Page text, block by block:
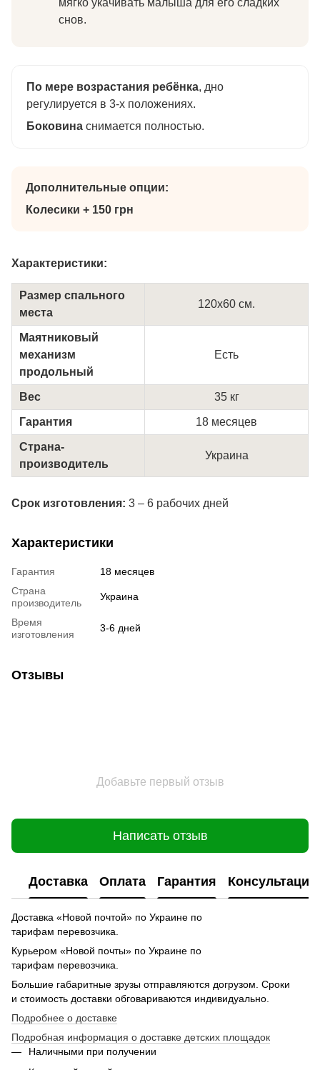
мягко укачивать малыша для его сладких
снов.
По мере возрастания ребёнка, дно
регулируется в 3-х положениях.
Боковина снимается полностью.
Дополнительные опции:
Колесики + 150 грн
Характеристики:
Размер спального
места
120х60 см.
Маятниковый
механизм
продольный
Есть
Вес 35 кг
Гарантия 18 месяцев
Страна-
производитель
Украина
Срок изготовления: 3 – 6 рабочих дней
Характеристики
Гарантия
18 месяцев
Страна
производитель
Украина
Время
изготовления
3-6 дней
Отзывы
Добавьте первый отзыв
Написать отзыв
Доставка Оплата Гарантия Консультация
Доставка «Новой почтой» по Украине по
тарифам перевозчика.
Курьером «Новой почты» по Украине по
тарифам перевозчика.
Большие габаритные зрузы отправляются догрузом. Сроки
и стоимость доставки обговариваются индивидуально.
Подробнее о доставке
Подробная информация о доставке детских площадок
Наличными при получении